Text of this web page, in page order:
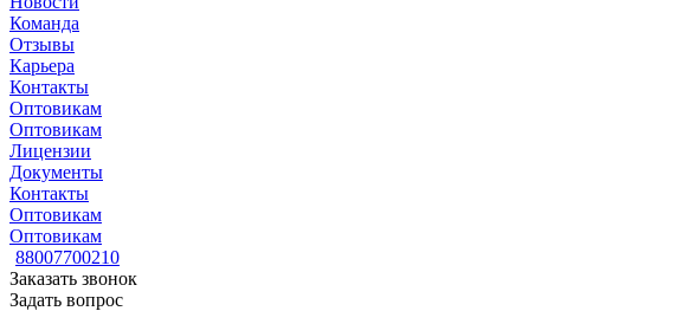
Команда
Отзывы
Карьера
Контакты
Оптовикам
Оптовикам
Лицензии
Документы
Контакты
Оптовикам
Оптовикам
88007700210
Заказать звонок
Задать вопрос